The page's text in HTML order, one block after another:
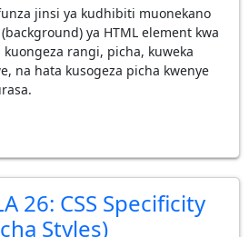
jinsi ya kudhibiti muonekano
ya HTML element kwa
kuongeza rangi, picha, kuweka
na hata kusogeza picha kwenye
26: CSS Specificity
Styles)